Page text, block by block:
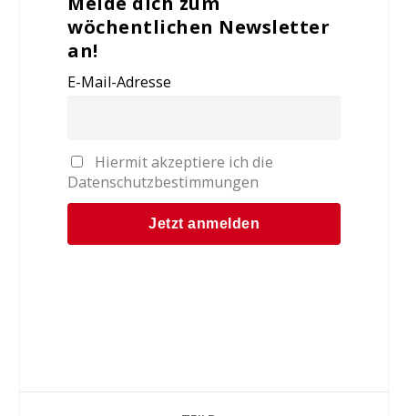
wöchentlichen Newsletter
an!
E-Mail-Adresse
Hiermit akzeptiere ich die
Datenschutzbestimmungen